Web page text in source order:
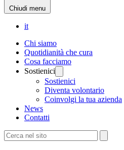
Chiudi menu
it
Chi siamo
Quotidianità che cura
Cosa facciamo
Sostienici
Sostienici
Diventa volontario
Coinvolgi la tua azienda
News
Contatti